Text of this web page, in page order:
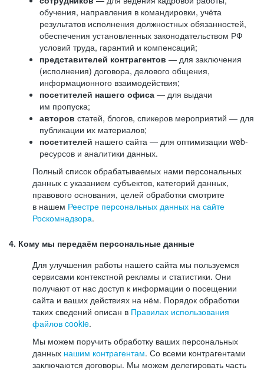
обучения, направления в командировки, учёта
результатов исполнения должностных обязанностей,
обеспечения установленных законодательством РФ
условий труда, гарантий и компенсаций;
представителей контрагентов — для заключения
(исполнения) договора, делового общения,
информационного взаимодействия;
посетителей нашего офиса — для выдачи
им пропуска;
авторов статей, блогов, спикеров мероприятий — для
публикации их материалов;
посетителей нашего сайта — для оптимизации web-
ресурсов и аналитики данных.
Полный список обрабатываемых нами персональных
данных с указанием субъектов, категорий данных,
правового основания, целей обработки смотрите
в нашем Реестре персональных данных на сайте
Роскомнадзора.
4. Кому мы передаём персональные данные
Для улучшения работы нашего сайта мы пользуемся
сервисами контекстной рекламы и статистики. Они
получают от нас доступ к информации о посещении
сайта и ваших действиях на нём. Порядок обработки
таких сведений описан в Правилах использования
файлов cookie.
Мы можем поручить обработку ваших персональных
данных нашим контрагентам. Со всеми контрагентами
заключаются договоры. Мы можем делегировать часть